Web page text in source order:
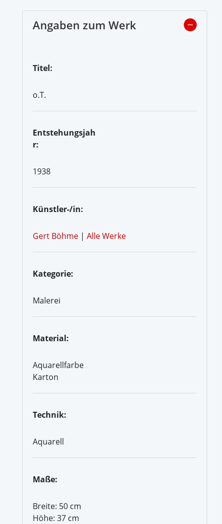
Angaben zum Werk
Titel:
o.T.
Entstehungsjah
r:
1938
Künstler-/in:
Gert Böhme | Alle Werke
Kategorie:
Malerei
Material:
Aquarellfarbe
Karton
Technik:
Aquarell
Maße:
Breite: 50 cm
Höhe: 37 cm